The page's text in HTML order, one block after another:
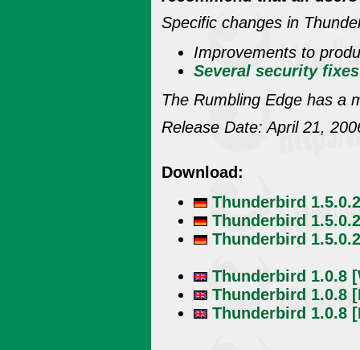
Specific changes in
Improvements to
Several security fixes
The Rumbling Edge has a
Release Date: April 21,
Download:
Thunderbird
Thunderbird
Thunderbird
Thunderbird 1.0.8
Thunderbird 1.0.8
Thunderbird 1.0.8